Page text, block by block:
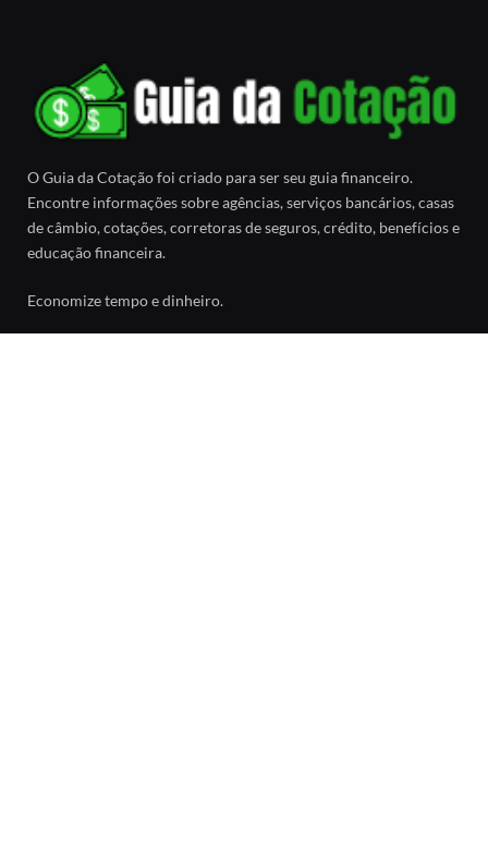
O Guia da Cotação foi criado para ser seu guia financeiro.
Encontre informações sobre agências, serviços bancários, casas
de câmbio, cotações, corretoras de seguros, crédito, benefícios e
educação financeira.
Economize tempo e dinheiro.